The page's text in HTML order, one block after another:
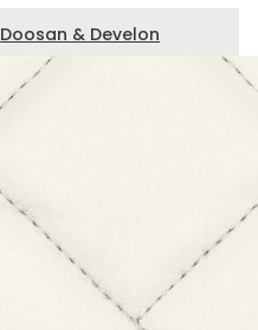
Doosan & Develon